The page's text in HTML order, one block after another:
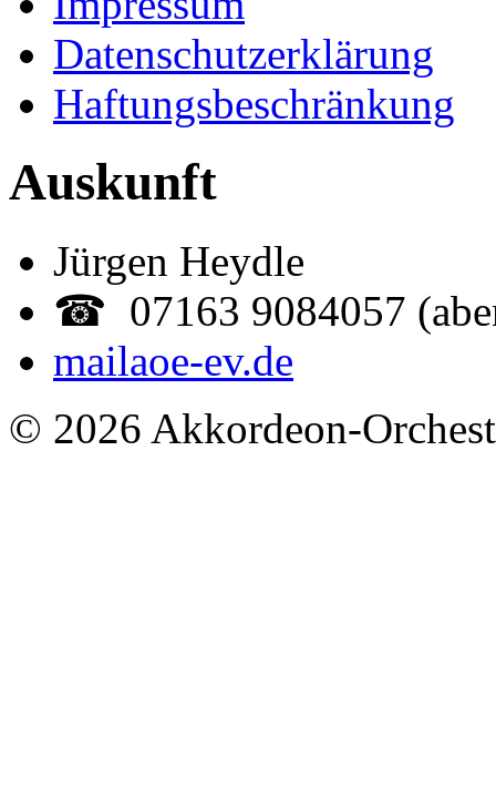
Datenschutzerklärung
Haftungsbeschränkung
Auskunft
Jürgen Heydle
☎ 07163 9084057
mailaoe-ev.de
© 2026 Akkordeon-